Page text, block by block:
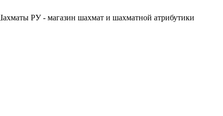
РУ - магазин шахмат и шахматной атрибутики